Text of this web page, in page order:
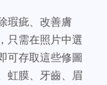
瑕疵、改善膚
只需在照片中選
可存取這些修圖
虹膜、牙齒、眉